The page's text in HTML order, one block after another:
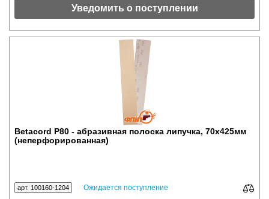
Уведомить о поступлении
Betacord P80 - абразивная полоска липучка, 70x425мм
(неперфорированная)
арт. 100160-1204 Ожидается поступление